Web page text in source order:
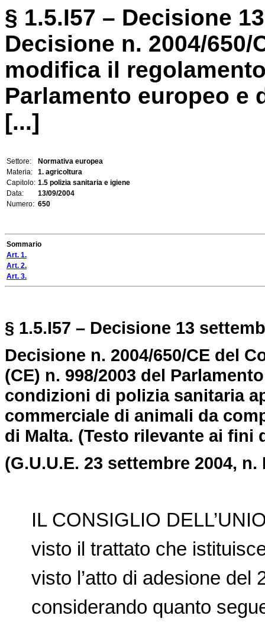
§ 1.5.I57 – Decisione
Decisione n. 2004/
modifica il
Parlamento europeo e
[...]
Settore:
Normativa europea
Materia:
1. agricoltura
Capitolo: 1.5 polizia sanitaria e igiene
Data:
13/09/2004
Numero: 650
Sommario
Art. 1.
Art. 2.
Art. 3.
§ 1.5.I57 – Decisione 13
Decisione n. 2004/650/CE del
(CE) n. 998/2003 del
condizioni di polizia sanitaria
commerciale di animali da
di Malta. (Testo rilevante ai fini
(G.U.U.E. 23 settembre 2004, n.
IL CONSIGLIO
visto il trattato che
visto l’atto di adesione del
considerando quanto